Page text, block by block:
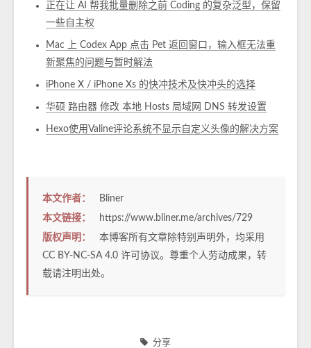
正在让 AI 帮我批量删除之前 Coding 的复杂泛型，保留
一些自主权
Mac 上 Codex App 点击 Pet 返回窗口，输入框无法重
新聚焦的问题与暂时解法
iPhone X / iPhone Xs 的快冲技术及快冲头的选择
华硕 路由器 修改 本地 Hosts 局域网 DNS 转发设置
Hexo使用Valine评论系统不显示自定义头像的解决方案
本文作者：
Bliner
本文链接：
https://www.bliner.me/archives/729
版权声明：
本博客所有文章除特别声明外，均采用
CC BY-NC-SA 4.0 许可协议。尊重个人劳动成果，转
载请注明出处。
分享